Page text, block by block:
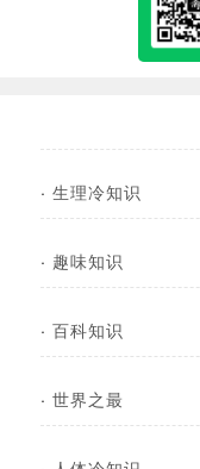
· 生理冷知识
· 趣味知识
· 百科知识
· 世界之最